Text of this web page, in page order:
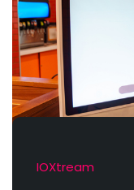
IOXtream